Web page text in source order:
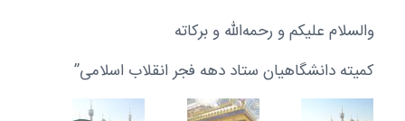
والسلام علیکم و رحمه‌الله و برکاته
کمیته دانشگاهیان ستاد دهه فجر انقلاب اسلامی”